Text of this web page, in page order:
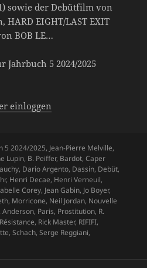
sowie der Debütfilm von
HARD EIGHT/LAST EXIT
BOB LE…
5 2024/2025
einloggen
5 2024/2025, Jean-Pierre Melville,
Lupin, B. Peiffer, Bardot,Caper
, Dario Argento, Dassin, Debüt,
, Henri Decae, Henri Verneuil,
Corey, Jean Gabin, Jo Boyer,
, Morricone, Neil Jordan, Nouvelle
Anderson, Paris, Prostitution, R.
Résistance, Rick Master, RIFIFI,
,Schach,Serge Reggiani,